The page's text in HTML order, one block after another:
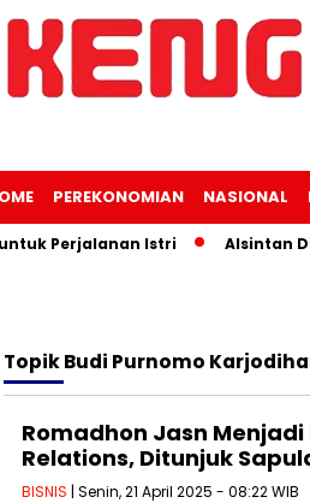
PEREKONOMIAN NASIONAL
Perjalanan Istri Alsintan
TopikBudi Purnomo
Romadhon Jasn
Relations, Ditunjuk
BISNIS | Senin, 21 April 2025 - 08:22 WIB